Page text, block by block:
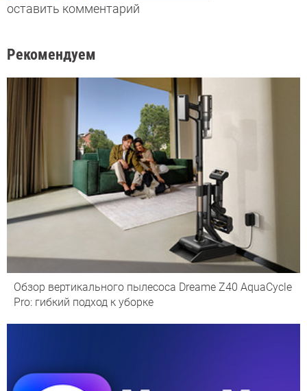
оставить комментарий
Рекомендуем
Обзор вертикального пылесоса Dreame Z40 AquaCycle
Pro: гибкий подход к уборке